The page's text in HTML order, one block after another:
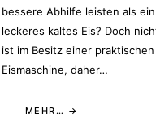
bessere Abhilfe leisten als ein
leckeres kaltes Eis? Doch
ist im Besitz einer praktischen
Eismaschine, daher…
MEHR…